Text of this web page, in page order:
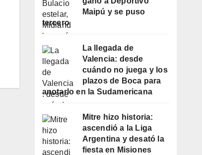
Maipú y se puso
tercero
La llegada de
Valencia: desde
cuándo no juega y los
plazos de Boca para
anotarlo en la Sudamericana
Mitre hizo historia:
ascendió a la Liga
Argentina y desató la
fiesta en Misiones